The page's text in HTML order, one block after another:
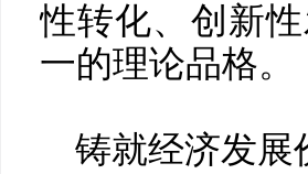
性转化、创新
一的理论品格。
铸就经济发展